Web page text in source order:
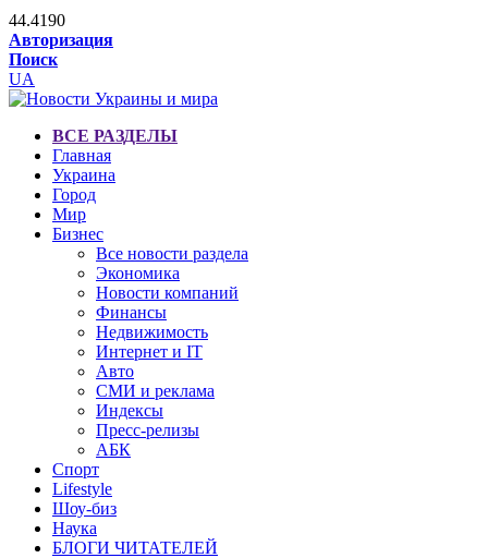
44.4190
Авторизация
Поиск
UA
ВСЕ РАЗДЕЛЫ
Главная
Украина
Город
Мир
Бизнес
Все новости раздела
Экономика
Новости компаний
Финансы
Недвижимость
Интернет и IT
Авто
СМИ и реклама
Индексы
Пресс-релизы
АБК
Спорт
Lifestyle
Шоу-биз
Наука
БЛОГИ ЧИТАТЕЛЕЙ